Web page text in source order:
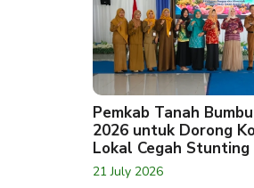
Pemkab Tanah
2026 untuk Dorong
Lokal Cegah Stunting
21 July 2026